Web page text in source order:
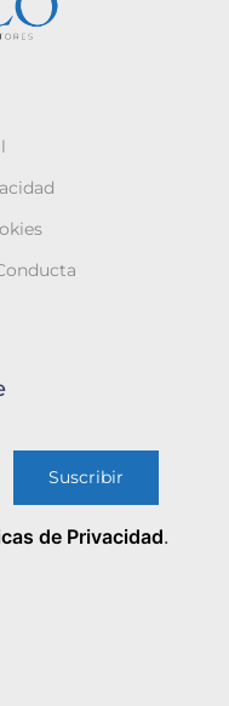
de Privacidad.